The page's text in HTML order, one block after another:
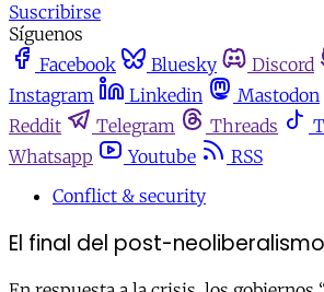
Suscribirse
Síguenos
Facebook
Bluesky Discord
Instagram
Linkedin Mastodon
Reddit
Telegram Threads
Whatsapp
Youtube
RSS
Conflict & security
El final del post-neoliberalismo